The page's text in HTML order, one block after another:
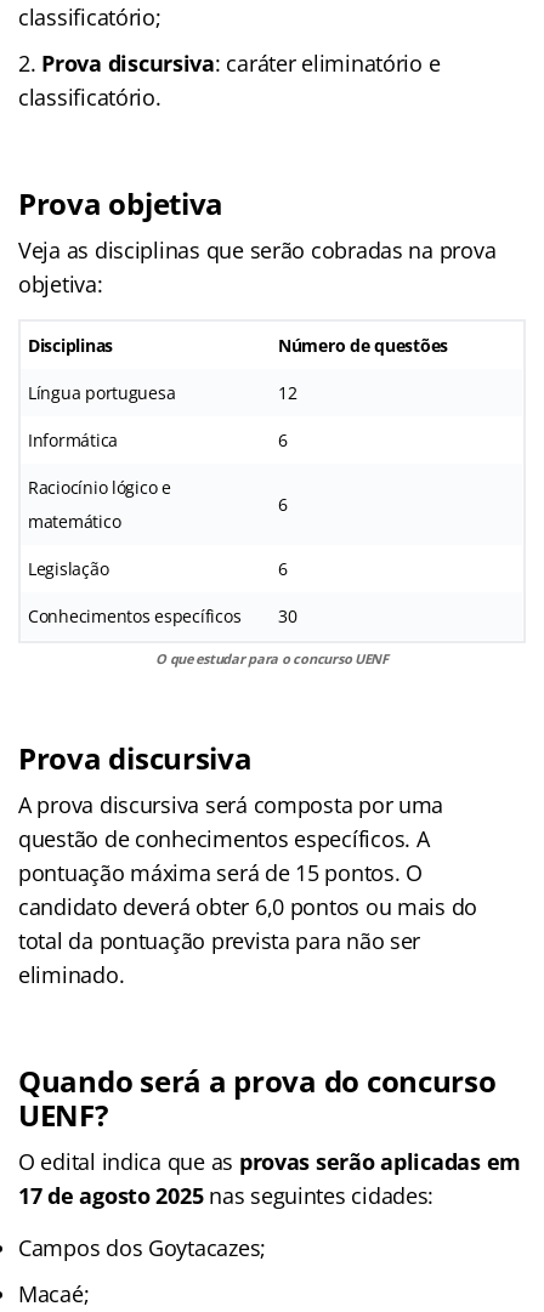
classificatório;
Prova discursiva: caráter eliminatório e
classificatório.
Prova objetiva
Veja as disciplinas que serão cobradas na prova
objetiva:
Disciplinas Número de questões
Língua portuguesa 12
Informática 6
Raciocínio lógico e
matemático
6
Legislação 6
Conhecimentos específicos 30
O que estudar para o concurso UENF
Prova discursiva
A prova discursiva será composta por uma
questão de conhecimentos específicos. A
pontuação máxima será de 15 pontos. O
candidato deverá obter 6,0 pontos ou mais do
total da pontuação prevista para não ser
eliminado.
Quando será a prova do concurso
UENF?
O edital indica que as provas serão aplicadas em
17 de agosto 2025nas seguintes cidades:
Campos dos Goytacazes;
Macaé;